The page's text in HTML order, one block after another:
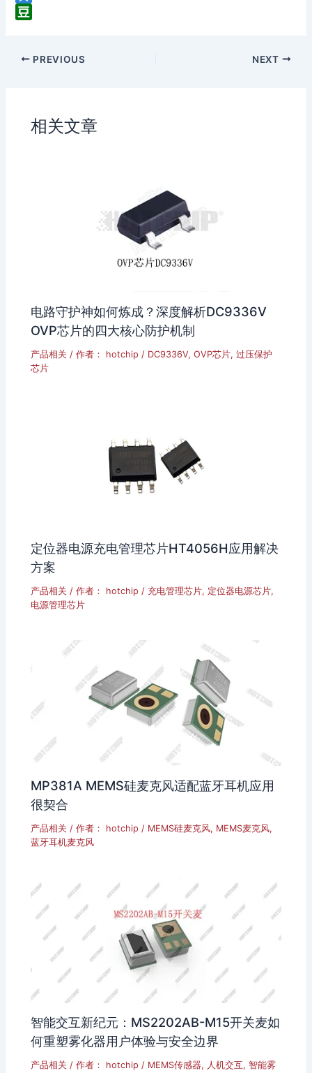
C
W
Q
nu
PREVIOUS NEXT
相关文章
电路守护神如何炼成？深度解析DC9336V
OVP芯片的四大核心防护机制
产品相关 / 作者： hotchip / DC9336V,OVP芯片,过压保护
芯片
定位器电源充电管理芯片HT4056H应用解决
方案
产品相关 / 作者： hotchip/ 充电管理芯片, 定位器电源芯片,
电源管理芯片
MP381A MEMS硅麦克风适配蓝牙耳机应用
很契合
产品相关 / 作者： hotchip / MEMS硅麦克风, MEMS麦克风,
蓝牙耳机麦克风
智能交互新纪元：MS2202AB-M15开关麦如
何重塑雾化器用户体验与安全边界
产品相关 / 作者： hotchip/ MEMS传感器, 人机交互,智能雾